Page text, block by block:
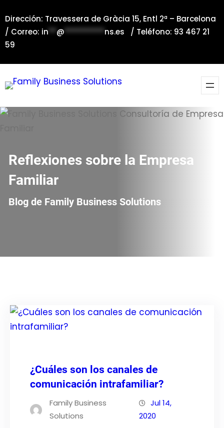
al
contenido
Dirección: Travessera de Gràcia 15, Entl 2ª – Barcelona
/ Correo: in**@**********ns.es / Teléfono: 93 467 21
59
Reflexiones sobre la Empresa
Familiar
Blog de Family Business Solutions
¿Cuáles son los canales de
comunicación intrafamiliar?
Family Business
Solutions
Jul 14,
2020